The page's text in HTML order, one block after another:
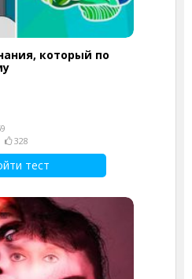
который по
328
тест